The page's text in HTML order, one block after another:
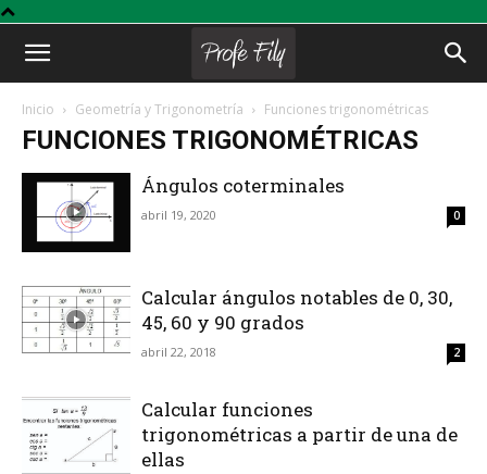
Profe
Inicio Geometría y Trigonometría Funciones trigonométricas
FUNCIONES TRIGONOMÉTRICAS
Ángulos coterminales
abril 19, 2020 0
Calcular ángulos notables de 0, 30,
45, 60 y 90 grados
abril 22, 2018 2
Calcular funciones
trigonométricas a partir de una de
ellas